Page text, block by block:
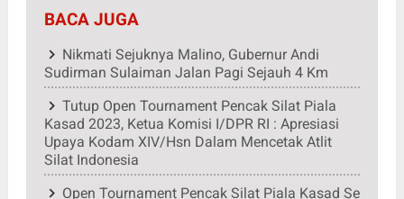
BACA JUGA
Nikmati Sejuknya Malino, Gubernur Andi
Sudirman Sulaiman Jalan Pagi Sejauh 4 Km
Tutup Open Tournament Pencak Silat Piala
Kasad 2023, Ketua Komisi I/DPR RI : Apresiasi
Upaya Kodam XIV/Hsn Dalam Mencetak Atlit
Silat Indonesia
Open Tournament Pencak Silat Piala Kasad Se